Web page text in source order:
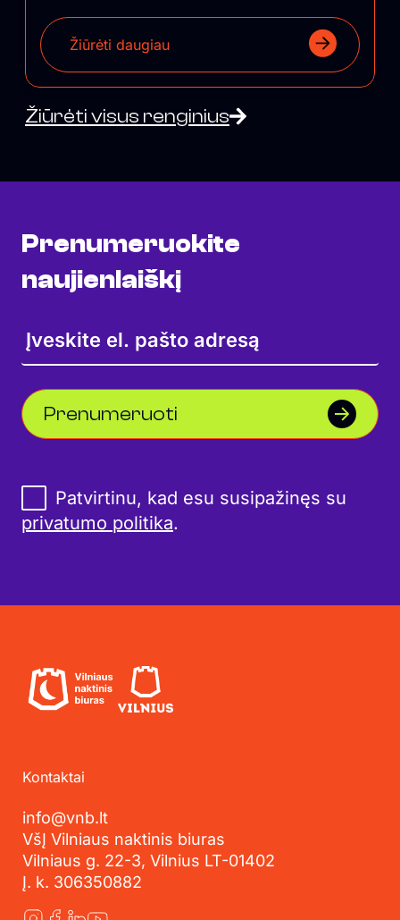
Žiūrėti daugiau
Žiūrėti visus renginius
Prenumeruokite
naujienlaiškį
Prenumeruoti
Patvirtinu, kad esu susipažinęs su
privatumo politika.
Kontaktai
info@vnb.lt
VšĮ Vilniaus naktinis biuras
Vilniaus g. 22-3, Vilnius LT-01402
Į. k. 306350882